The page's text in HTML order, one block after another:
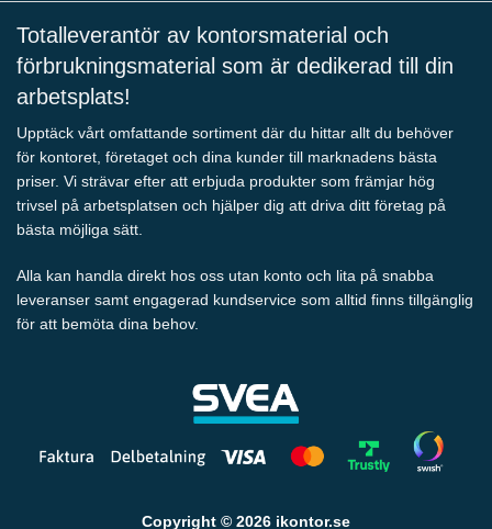
Totalleverantör av kontorsmaterial och
förbrukningsmaterial som är dedikerad till din
arbetsplats!
Upptäck vårt omfattande sortiment där du hittar allt du behöver
för kontoret, företaget och dina kunder till marknadens bästa
priser. Vi strävar efter att erbjuda produkter som främjar hög
trivsel på arbetsplatsen och hjälper dig att driva ditt företag på
bästa möjliga sätt.
Alla kan handla direkt hos oss utan konto och lita på snabba
leveranser samt engagerad kundservice som alltid finns tillgänglig
för att bemöta dina behov.
Copyright © 2026 ikontor.se